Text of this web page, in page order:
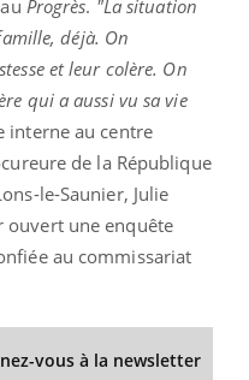
Progrès. "La situation
déjà. On
et leur colère. On
qui a aussi vu sa vie
interne au centre
de la République
le-Saunier, Julie
ouvert une enquête
au commissariat
vous à la newsletter